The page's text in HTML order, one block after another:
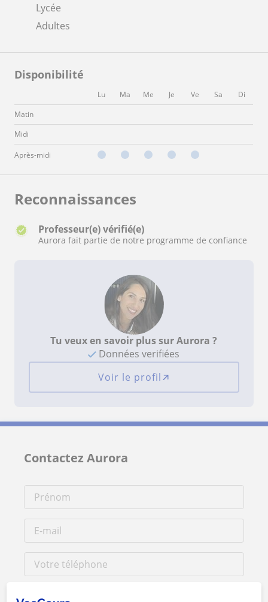
Lycée
Adultes
Disponibilité
Lu Ma Me Je Ve Sa
Di
Matin
Midi
Après-midi
Reconnaissances
Professeur(e) vérifié(e)
Aurora fait partie de notre programme de confiance
Tu veux en savoir plus sur Aurora ?
Données verifiées
Voir le profil
Contactez Aurora